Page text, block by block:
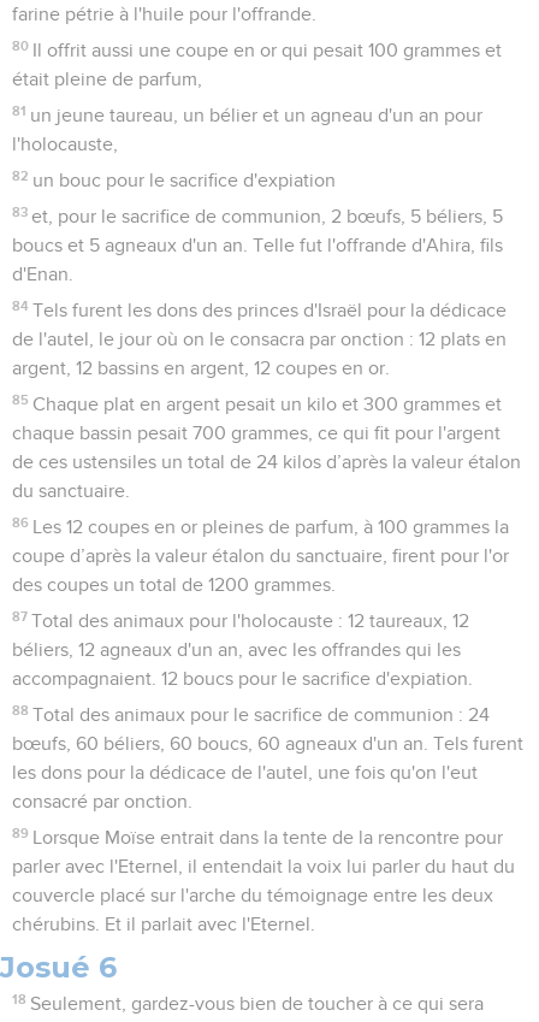
farine pétrie à l'huile pour l'offrande.
80
Il offrit aussi une coupe en or qui pesait 100 grammes et
était pleine de parfum,
81 un jeune taureau, un bélier et un agneau d'un an pour
l'holocauste,
82 un bouc pour le sacrifice d'expiation
83 et, pour le sacrifice de communion, 2 bœufs, 5 béliers, 5
boucs et 5 agneaux d'un an. Telle fut l'offrande d'Ahira, fils
d'Enan.
84 Tels furent les dons des princes d'Israël pour la dédicace
de l'autel, le jour où on le consacra par onction : 12 plats en
argent, 12 bassins en argent, 12 coupes en or.
85 Chaque plat en argent pesait un kilo et 300 grammes et
chaque bassin pesait 700 grammes, ce qui fit pour l'argent
de ces ustensiles un total de 24 kilos d’après la valeur étalon
du sanctuaire.
86
Les 12 coupes en or pleines de parfum, à 100 grammes la
coupe d’après la valeur étalon du sanctuaire, firent pour l'or
des coupes un total de 1200 grammes.
87 Total des animaux pour l'holocauste : 12 taureaux, 12
béliers, 12 agneaux d'un an, avec les offrandes qui les
accompagnaient. 12 boucs pour le sacrifice d'expiation.
88 Total des animaux pour le sacrifice de communion : 24
bœufs, 60 béliers, 60 boucs, 60 agneaux d'un an. Tels furent
les dons pour la dédicace de l'autel, une fois qu'on l'eut
consacré par onction.
89
Lorsque Moïse entrait dans la tente de la rencontre pour
parler avec l'Eternel, il entendait la voix lui parler du haut du
couvercle placé sur l'arche du témoignage entre les deux
chérubins. Et il parlait avec l'Eternel.
Josué 6
18 Seulement, gardez-vous bien de toucher à ce qui sera